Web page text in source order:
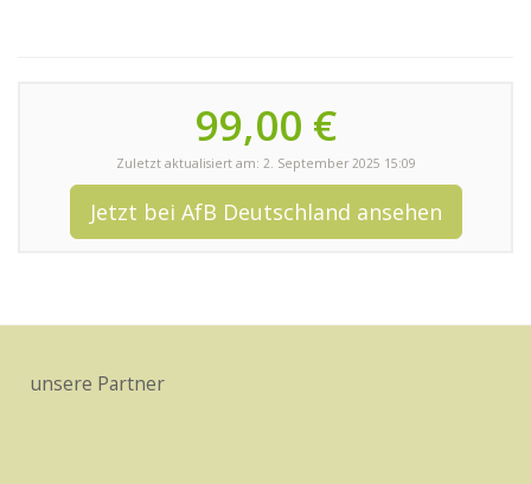
99,00 €
Zuletzt aktualisiert am: 2. September 2025 15:09
Jetzt bei AfB Deutschland ansehen
unsere Partner